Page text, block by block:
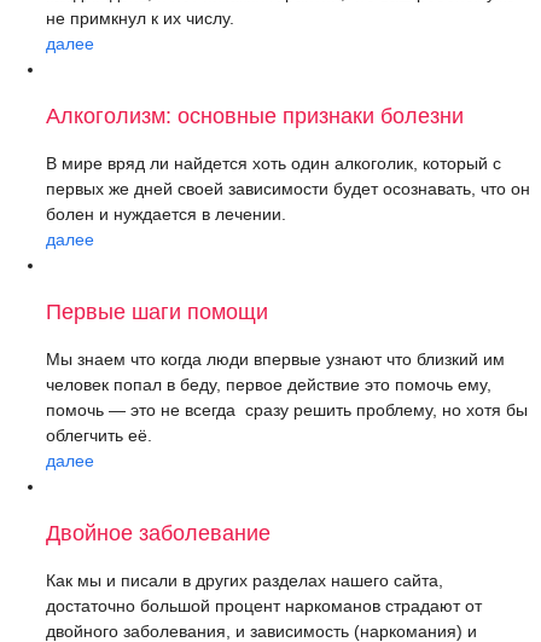
не примкнул к их числу.
далее
Алкоголизм: основные признаки болезни
В мире вряд ли найдется хоть один алкоголик, который с
первых же дней своей зависимости будет осознавать, что он
болен и нуждается в лечении.
далее
Первые шаги помощи
Мы знаем что когда люди впервые узнают что близкий им
человек попал в беду, первое действие это помочь ему,
помочь — это не всегда сразу решить проблему, но хотя бы
облегчить её.
далее
Двойное заболевание
Как мы и писали в других разделах нашего сайта,
достаточно большой процент наркоманов страдают от
двойного заболевания, и зависимость (наркомания) и